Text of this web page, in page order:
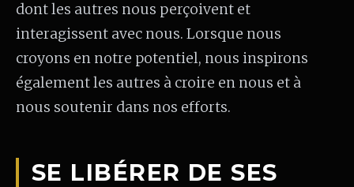
dont les autres nous perçoivent et
interagissent avec nous. Lorsque nous
croyons en notre potentiel, nous inspirons
également les autres à croire en nous et à
nous soutenir dans nos efforts.
SE LIBÉRER DE SES